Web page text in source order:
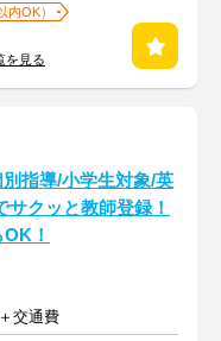
内OK）
を見る
指導/小学生対象/英
クッと教師登録！
！
交通費